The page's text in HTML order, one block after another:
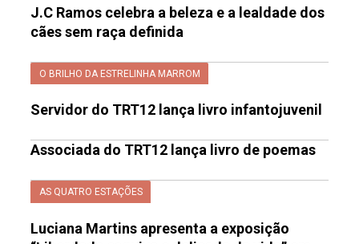
J.C Ramos celebra a beleza e a lealdade dos
cães sem raça definida
O BRILHO DA ESTRELINHA MARROM
Servidor do TRT12 lança livro infantojuvenil
Associada do TRT12 lança livro de poemas
AS QUATRO ESTAÇÕES
Luciana Martins apresenta a exposição